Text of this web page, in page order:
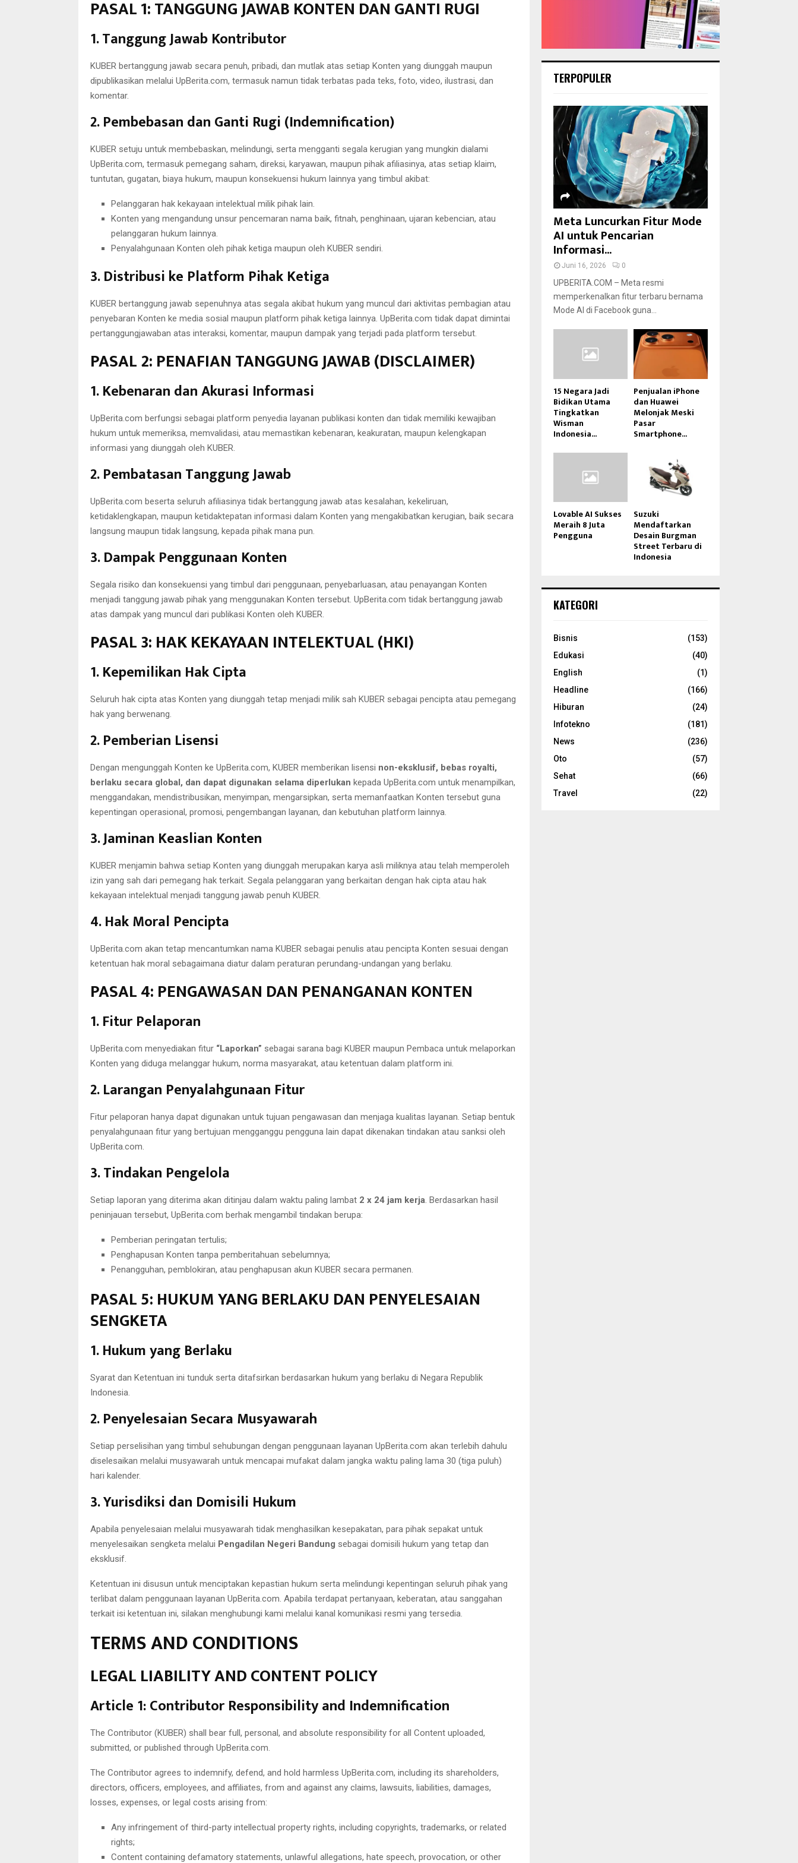
PASAL 1: TANGGUNG JAWAB KONTEN DAN GANTI RUGI
1. Tanggung Jawab Kontributor
KUBER bertanggung jawab secara penuh, pribadi, dan mutlak atas setiap Konten yang diunggah maupun
dipublikasikan melalui UpBerita.com, termasuk namun tidak terbatas pada teks, foto, video, ilustrasi, dan
komentar.
2. Pembebasan dan Ganti Rugi (Indemnification)
KUBER setuju untuk membebaskan, melindungi, serta mengganti segala kerugian yang mungkin dialami
UpBerita.com, termasuk pemegang saham, direksi, karyawan, maupun pihak afiliasinya, atas setiap klaim,
tuntutan, gugatan, biaya hukum, maupun konsekuensi hukum lainnya yang timbul akibat:
Pelanggaran hak kekayaan intelektual milik pihak lain.
Konten yang mengandung unsur pencemaran nama baik, fitnah, penghinaan, ujaran kebencian, atau
pelanggaran hukum lainnya.
Penyalahgunaan Konten oleh pihak ketiga maupun oleh KUBER sendiri.
3. Distribusi ke Platform Pihak Ketiga
KUBER bertanggung jawab sepenuhnya atas segala akibat hukum yang muncul dari aktivitas pembagian atau
penyebaran Konten ke media sosial maupun platform pihak ketiga lainnya. UpBerita.com tidak dapat dimintai
pertanggungjawaban atas interaksi, komentar, maupun dampak yang terjadi pada platform tersebut.
PASAL 2: PENAFIAN TANGGUNG JAWAB (DISCLAIMER)
1. Kebenaran dan Akurasi Informasi
UpBerita.com berfungsi sebagai platform penyedia layanan publikasi konten dan tidak memiliki kewajiban
hukum untuk memeriksa, memvalidasi, atau memastikan kebenaran, keakuratan, maupun kelengkapan
informasi yang diunggah oleh KUBER.
2. Pembatasan Tanggung Jawab
UpBerita.com beserta seluruh afiliasinya tidak bertanggung jawab atas kesalahan, kekeliruan,
ketidaklengkapan, maupun ketidaktepatan informasi dalam Konten yang mengakibatkan kerugian, baik secara
langsung maupun tidak langsung, kepada pihak mana pun.
3. Dampak Penggunaan Konten
Segala risiko dan konsekuensi yang timbul dari penggunaan, penyebarluasan, atau penayangan Konten
menjadi tanggung jawab pihak yang menggunakan Konten tersebut. UpBerita.com tidak bertanggung jawab
atas dampak yang muncul dari publikasi Konten oleh KUBER.
PASAL 3: HAK KEKAYAAN INTELEKTUAL (HKI)
1. Kepemilikan Hak Cipta
Seluruh hak cipta atas Konten yang diunggah tetap menjadi milik sah KUBER sebagai pencipta atau pemegang
hak yang berwenang.
2. Pemberian Lisensi
Dengan mengunggah Konten ke UpBerita.com, KUBER memberikan lisensi non-eksklusif, bebas royalti,
berlaku secara global, dan dapat digunakan selama diperlukan kepada UpBerita.com untuk menampilkan,
menggandakan, mendistribusikan, menyimpan, mengarsipkan, serta memanfaatkan Konten tersebut guna
kepentingan operasional, promosi, pengembangan layanan, dan kebutuhan platform lainnya.
3. Jaminan Keaslian Konten
KUBER menjamin bahwa setiap Konten yang diunggah merupakan karya asli miliknya atau telah memperoleh
izin yang sah dari pemegang hak terkait. Segala pelanggaran yang berkaitan dengan hak cipta atau hak
kekayaan intelektual menjadi tanggung jawab penuh KUBER.
4. Hak Moral Pencipta
UpBerita.com akan tetap mencantumkan nama KUBER sebagai penulis atau pencipta Konten sesuai dengan
ketentuan hak moral sebagaimana diatur dalam peraturan perundang-undangan yang berlaku.
PASAL 4: PENGAWASAN DAN PENANGANAN KONTEN
1. Fitur Pelaporan
UpBerita.com menyediakan fitur “Laporkan” sebagai sarana bagi KUBER maupun Pembaca untuk melaporkan
Konten yang diduga melanggar hukum, norma masyarakat, atau ketentuan dalam platform ini.
2. Larangan Penyalahgunaan Fitur
Fitur pelaporan hanya dapat digunakan untuk tujuan pengawasan dan menjaga kualitas layanan. Setiap bentuk
penyalahgunaan fitur yang bertujuan mengganggu pengguna lain dapat dikenakan tindakan atau sanksi oleh
UpBerita.com.
3. Tindakan Pengelola
Setiap laporan yang diterima akan ditinjau dalam waktu paling lambat 2 x 24 jam kerja . Berdasarkan hasil
peninjauan tersebut, UpBerita.com berhak mengambil tindakan berupa:
Pemberian peringatan tertulis;
Penghapusan Konten tanpa pemberitahuan sebelumnya;
Penangguhan, pemblokiran, atau penghapusan akun KUBER secara permanen.
PASAL 5: HUKUM YANG BERLAKU DAN PENYELESAIAN
SENGKETA
1. Hukum yang Berlaku
Syarat dan Ketentuan ini tunduk serta ditafsirkan berdasarkan hukum yang berlaku di Negara Republik
Indonesia.
2. Penyelesaian Secara Musyawarah
Setiap perselisihan yang timbul sehubungan dengan penggunaan layanan UpBerita.com akan terlebih dahulu
diselesaikan melalui musyawarah untuk mencapai mufakat dalam jangka waktu paling lama 30 (tiga puluh)
hari kalender.
3. Yurisdiksi dan Domisili Hukum
Apabila penyelesaian melalui musyawarah tidak menghasilkan kesepakatan, para pihak sepakat untuk
menyelesaikan sengketa melalui Pengadilan Negeri Bandung sebagai domisili hukum yang tetap dan
eksklusif.
Ketentuan ini disusun untuk menciptakan kepastian hukum serta melindungi kepentingan seluruh pihak yang
terlibat dalam penggunaan layanan UpBerita.com. Apabila terdapat pertanyaan, keberatan, atau sanggahan
terkait isi ketentuan ini, silakan menghubungi kami melalui kanal komunikasi resmi yang tersedia.
TERMS AND CONDITIONS
LEGAL LIABILITY AND CONTENT POLICY
Article 1: Contributor Responsibility and Indemnification
The Contributor (KUBER) shall bear full, personal, and absolute responsibility for all Content uploaded,
submitted, or published through UpBerita.com.
The Contributor agrees to indemnify, defend, and hold harmless UpBerita.com, including its shareholders,
directors, officers, employees, and affiliates, from and against any claims, lawsuits, liabilities, damages,
losses, expenses, or legal costs arising from:
Any infringement of third-party intellectual property rights, including copyrights, trademarks, or related
rights;
Content containing defamatory statements, unlawful allegations, hate speech, provocation, or other
TERPOPULER
Meta Luncurkan Fitur Mode
AI untuk Pencarian
Informasi...
Juni 16, 2026 0
UPBERITA.COM – Meta resmi
memperkenalkan fitur terbaru bernama
Mode AI di Facebook guna...
15 Negara Jadi
Bidikan Utama
Tingkatkan
Wisman
Indonesia...
Penjualan iPhone
dan Huawei
Melonjak Meski
Pasar
Smartphone...
Lovable AI Sukses
Meraih 8 Juta
Pengguna
Suzuki
Mendaftarkan
Desain Burgman
Street Terbaru di
Indonesia
KATEGORI
Bisnis
(153)
Edukasi
(40)
English
(1)
Headline
(166)
Hiburan
(24)
Infotekno
(181)
News
(236)
Oto
(57)
Sehat
(66)
Travel
(22)